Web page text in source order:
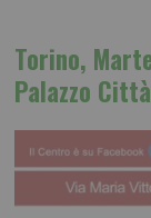
Torino,
Palazzo